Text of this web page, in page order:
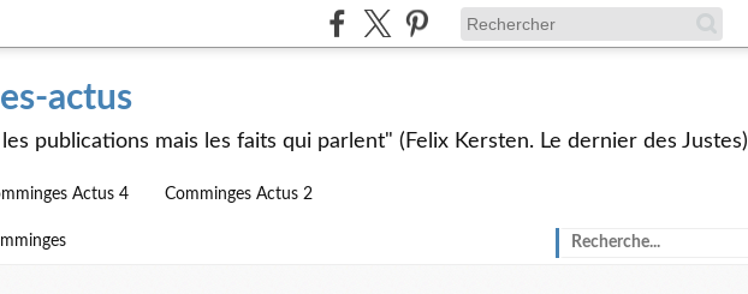
actus
publications mais les faits qui parlent" (Felix Kersten. Le dernier des Justes)
Actus 4 Comminges Actus 2